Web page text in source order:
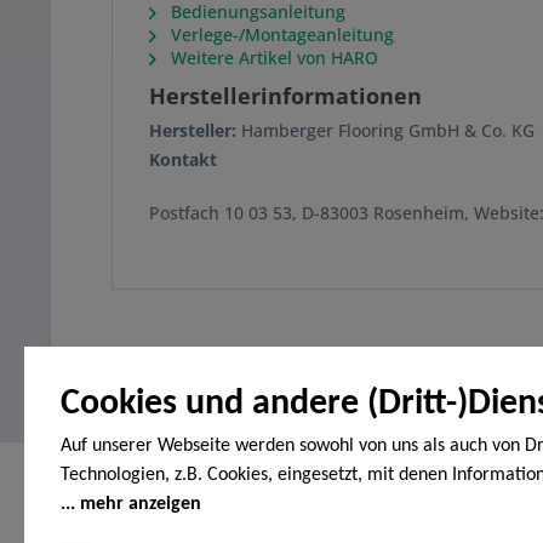
Cookies und andere (Dritt-
Auf unserer Webseite werden sowohl von uns als auch von
Technologien, z.B. Cookies, eingesetzt, mit denen
Endgerät gespeichert und/oder von Ihrem Endgerät
mehr anzeigen
Bedienungsanleitung
Verlege-/Montageanleitung
Weitere Artikel von HARO
Herstellerinformationen
Hersteller: Hamberger Flooring GmbH & Co. KG
Kontakt
Postfach 10 03 53, D-83003 Rosenheim,
Service Hotline